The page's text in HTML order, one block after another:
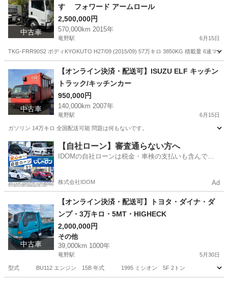
中古車
すゞ フォワード アームロール
2,500,000円
570,000km 2015年
竜野駅 6月15日
TKG-FRR90S2 ボディKYOKUTO H27/09 (2015/09) 57万キロ 3850KG 積載量 6速マ
竜野駅 その他
中古車
【オンライン決済・配送可】ISUZU ELF キッチン
トラック/キッチンカー
950,000円
140,000km 2007年
竜野駅 6月15日
ガソリン 14万キロ 全国配送可能 問題は何もないです。
兵庫 たつの市 竜野駅 その他
【自社ローン】審査通らない方へ
IDOMの自社ローンは税金・車検の支払いも含んでい
株式会社IDOM Ad
中古車
【オンライン決済・配送可】トヨタ・ダイナ・ダ
ンプ・3万キロ・5MT・HIGHECK
2,000,000円
その他
39,000km 1000年
竜野駅 5月30日
型式 BU112 エンジン 15B 年式 1995 ミシオン 5F 2トン